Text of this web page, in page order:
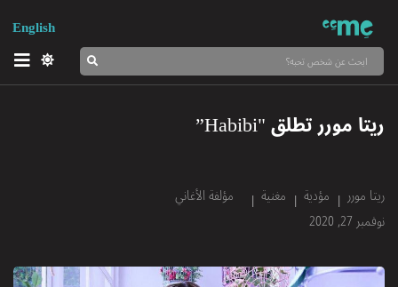
English
ريتا مورر تطلق "Habibi”
ريتا مورر مؤدية مغنية
مؤلفة الأغاني
نوفمبر 27, 2020